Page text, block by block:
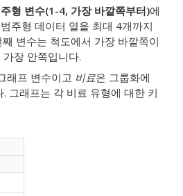
형 변수(1-4, 가장 바깥쪽부터)에
주형 데이터 열을 최대 4개까지
째 변수는 척도에서 가장 바깥쪽이
장 안쪽입니다.
래프 변수이고 비료은 그룹화에
그래프는 각 비료 유형에 대한 키